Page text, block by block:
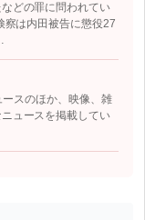
どの罪に問われてい
察は内田被告に懲役27
スのほか、映像、雑
ュースを掲載してい